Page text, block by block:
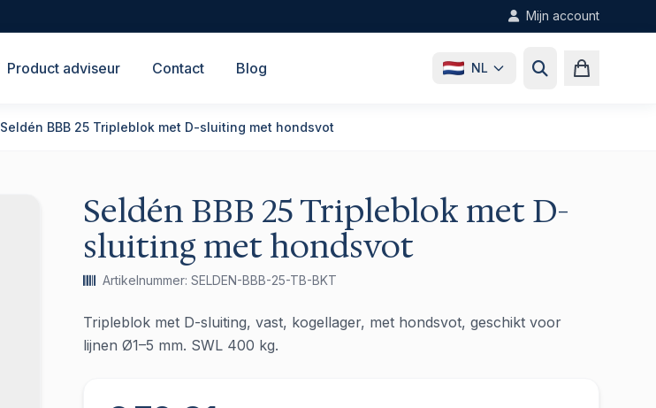
Mijn account
Product adviseur Contact Blog NL
Seldén BBB 25 Tripleblok met D-sluiting met hondsvot
Seldén BBB 25 Tripleblok met D-
sluiting met hondsvot
Artikelnummer: SELDEN-BBB-25-TB-BKT
Tripleblok met D-sluiting, vast, kogellager, met hondsvot, geschikt voor
lijnen Ø1–5 mm. SWL 400 kg.